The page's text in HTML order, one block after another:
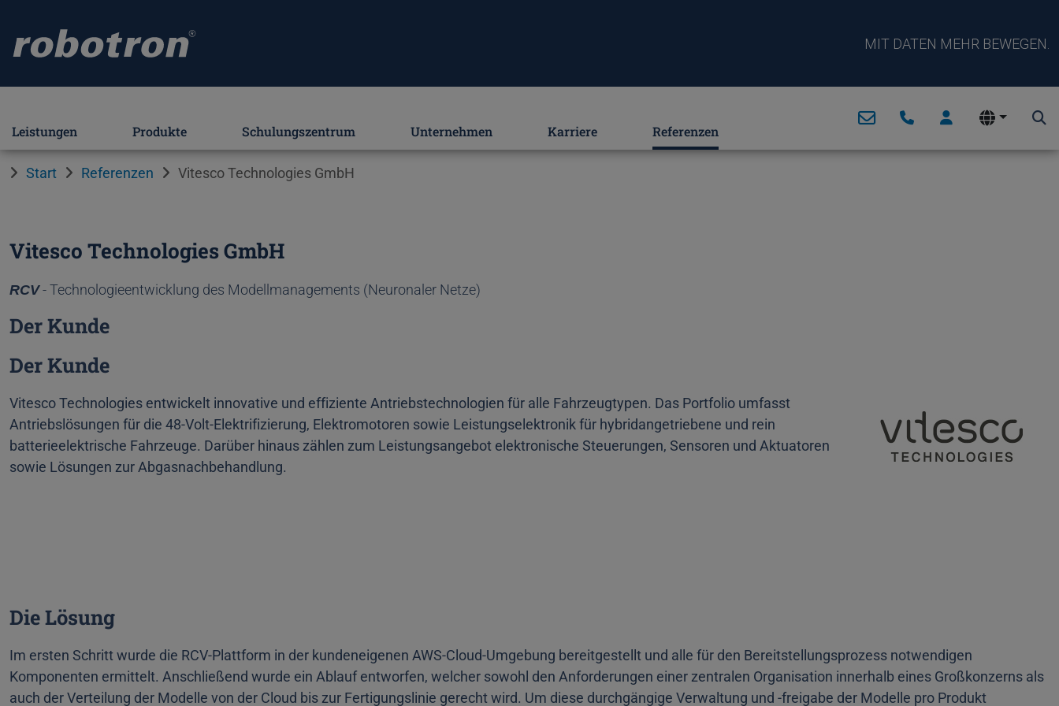
MIT DATEN MEHR BEWEGEN.
Leistungen Produkte Schulungszentrum Unternehmen Karriere Referenzen
Start Referenzen Vitesco Technologies GmbH
Vitesco Technologies GmbH
RCV- Technologieentwicklung des Modellmanagements (Neuronaler Netze)
Der Kunde
Der Kunde
Vitesco Technologies entwickelt innovative und effiziente Antriebstechnologien für alle Fahrzeugtypen. Das Portfolio umfasst
Antriebslösungen für die 48-Volt-Elektrifizierung, Elektromotoren sowie Leistungselektronik für hybridangetriebene und rein
batterieelektrische Fahrzeuge. Darüber hinaus zählen zum Leistungsangebot elektronische Steuerungen, Sensoren und Aktuatoren
sowie Lösungen zur Abgasnachbehandlung.
Die Lösung
Im ersten Schritt wurde die RCV-Plattform in der kundeneigenen AWS-Cloud-Umgebung bereitgestellt und alle für den Bereitstellungsprozess notwendigen
Komponenten ermittelt. Anschließend wurde ein Ablauf entworfen, welcher sowohl den Anforderungen einer zentralen Organisation innerhalb eines Großkonzerns als
auch der Verteilung der Modelle von der Cloud bis zur Fertigungslinie gerecht wird. Um diese durchgängige Verwaltung und -freigabe der Modelle pro Produkt